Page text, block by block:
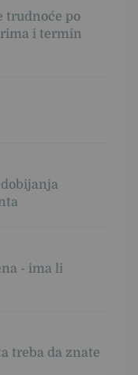
trudnoće po
i termin
- ima li
treba da znate